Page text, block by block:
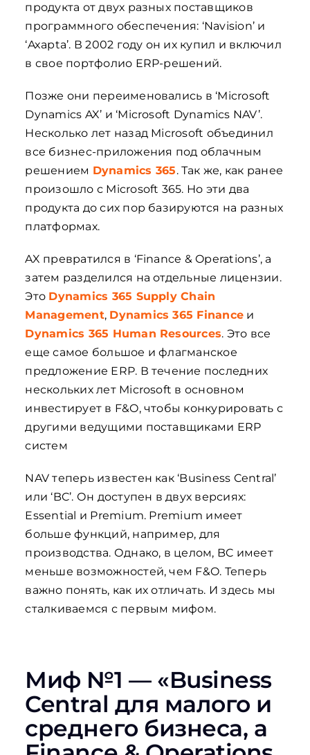
продукта от двух разных поставщиков
программного обеспечения: ‘Navision’ и
‘Axapta’. В 2002 году он их купил и включил
в свое портфолио ERP-решений.
Позже они переименовались в ‘Microsoft
Dynamics AX’ и ‘Microsoft Dynamics NAV’.
Несколько лет назад Microsoft объединил
все бизнес-приложения под облачным
решением Dynamics 365. Так же, как ранее
произошло с Microsoft 365. Но эти два
продукта до сих пор базируются на разных
платформах.
AX превратился в ‘Finance & Operations’, а
затем разделился на отдельные лицензии.
Это Dynamics 365 Supply Chain
Management, Dynamics 365 Finance и
Dynamics 365 Human Resources. Это все
еще самое большое и флагманское
предложение ERP. В течение последних
нескольких лет Microsoft в основном
инвестирует в F&O, чтобы конкурировать с
другими ведущими поставщиками ERP
систем
NAV теперь известен как ‘Business Central’
или ‘BC’. Он доступен в двух версиях:
Essential и Premium. Premium имеет
больше функций, например, для
производства. Однако, в целом, BC имеет
меньше возможностей, чем F&O. Теперь
важно понять, как их отличать. И здесь мы
сталкиваемся с первым мифом.
Миф №1 — «Business
Central для малого и
среднего бизнеса, а